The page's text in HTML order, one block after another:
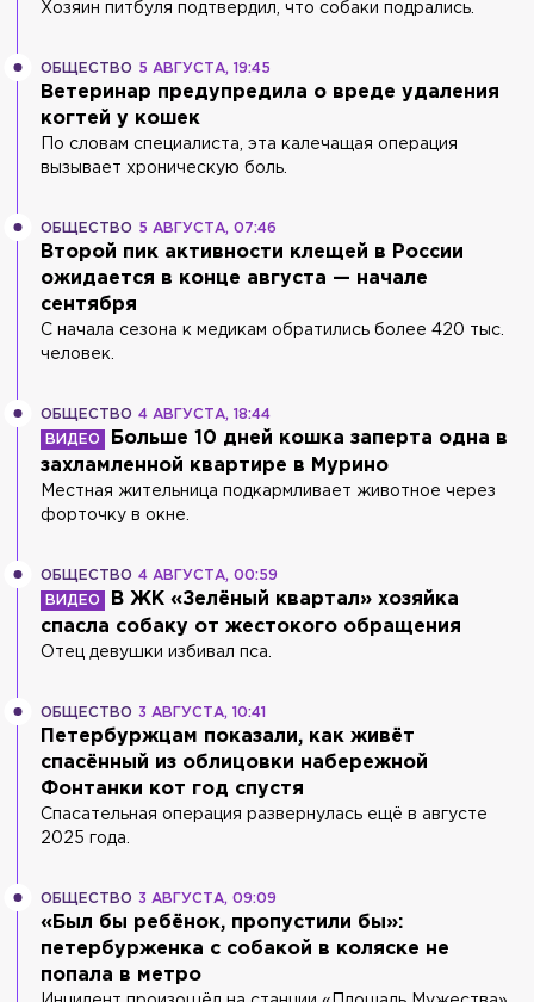
Хозяин питбуля подтвердил, что собаки подрались.
ОБЩЕСТВО 5 АВГУСТА, 19:45
Ветеринар предупредила о вреде удаления
когтей у кошек
По словам специалиста, эта калечащая операция
вызывает хроническую боль.
ОБЩЕСТВО 5 АВГУСТА, 07:46
Второй пик активности клещей в России
ожидается в конце августа — начале
сентября
С начала сезона к медикам обратились более 420 тыс.
человек.
ОБЩЕСТВО 4 АВГУСТА, 18:44
Больше 10 дней кошка заперта одна в
захламленной квартире в Мурино
Местная жительница подкармливает животное через
форточку в окне.
ОБЩЕСТВО 4 АВГУСТА, 00:59
В ЖК «Зелёный квартал» хозяйка
спасла собаку от жестокого обращения
Отец девушки избивал пса.
ОБЩЕСТВО 3 АВГУСТА, 10:41
Петербуржцам показали, как живёт
спасённый из облицовки набережной
Фонтанки кот год спустя
Спасательная операция развернулась ещё в августе
2025 года.
ОБЩЕСТВО 3 АВГУСТА, 09:09
«Был бы ребёнок, пропустили бы»:
петербурженка с собакой в коляске не
попала в метро